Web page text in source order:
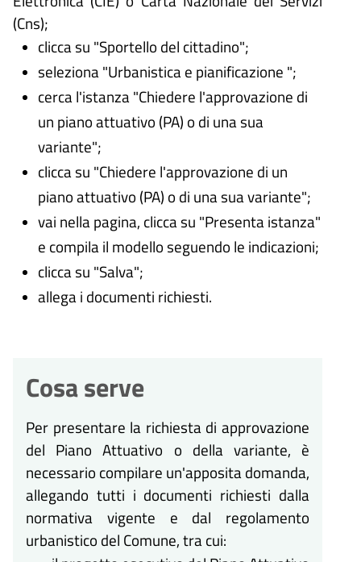
(Cns);
clicca su "Sportello del cittadino";
seleziona "Urbanistica e pianificazione ";
cerca l'istanza "Chiedere l'approvazione di
un piano attuativo (PA) o di una sua
variante";
clicca su "Chiedere l'approvazione di un
piano attuativo (PA) o di una sua variante";
vai nella pagina, clicca su "Presenta istanza"
e compila il modello seguendo le indicazioni;
clicca su "Salva";
allega i documenti richiesti.
Cosa serve
Per presentare la richiesta di approvazione
del Piano Attuativo o della variante, è
necessario compilare un'apposita domanda,
allegando tutti i documenti richiesti dalla
normativa vigente e dal regolamento
urbanistico del Comune, tra cui: